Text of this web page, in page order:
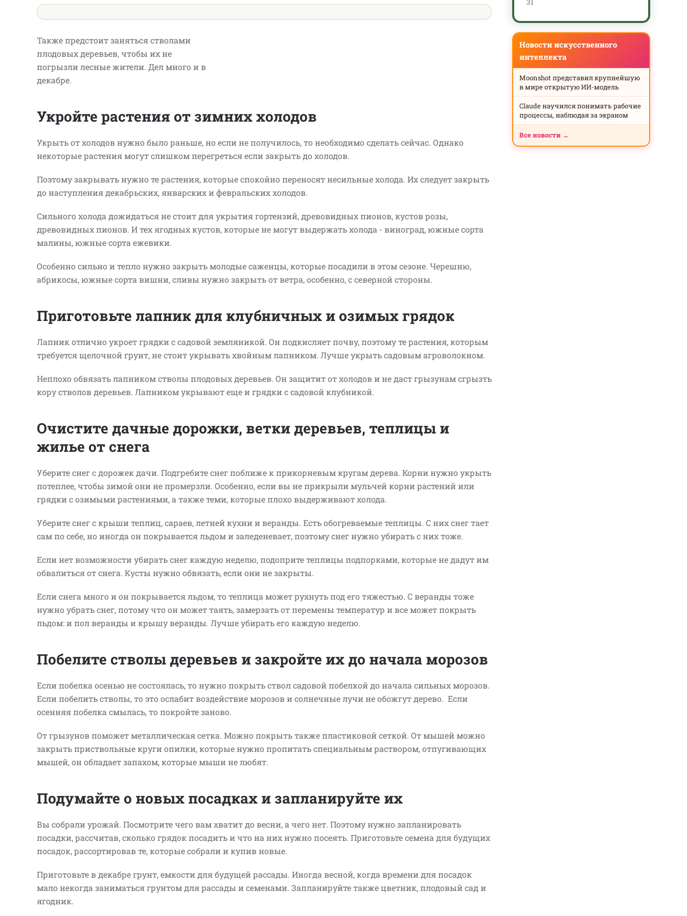
Также предстоит заняться стволами
плодовых деревьев, чтобы их не
погрызли лесные жители. Дел много и в
декабре.
Укройте растения от зимних холодов
Укрыть от холодов нужно было раньше, но если не получилось, то необходимо сделать сейчас. Однако
некоторые растения могут слишком перегреться если закрыть до холодов.
Поэтому закрывать нужно те растения, которые спокойно переносят несильные холода. Их следует закрыть
до наступления декабрьских, январских и февральских холодов.
Сильного холода дожидаться не стоит для укрытия гортензий, древовидных пионов, кустов розы,
древовидных пионов. И тех ягодных кустов, которые не могут выдержать холода - виноград, южные сорта
малины, южные сорта ежевики.
Особенно сильно и тепло нужно закрыть молодые саженцы, которые посадили в этом сезоне. Черешню,
абрикосы, южные сорта вишни, сливы нужно закрыть от ветра, особенно, с северной стороны.
Приготовьте лапник для клубничных и озимых грядок
Лапник отлично укроет грядки с садовой земляникой. Он подкисляет почву, поэтому те растения, которым
требуется щелочной грунт, не стоит укрывать хвойным лапником. Лучше укрыть садовым агроволокном.
Неплохо обвязать лапником стволы плодовых деревьев. Он защитит от холодов и не даст грызунам сгрызть
кору стволов деревьев. Лапником укрывают еще и грядки с садовой клубникой.
Очистите дачные дорожки, ветки деревьев, теплицы и
жилье от снега
Уберите снег с дорожек дачи. Подгребите снег поближе к прикорневым кругам дерева. Корни нужно укрыть
потеплее, чтобы зимой они не промерзли. Особенно, если вы не прикрыли мульчей корни растений или
грядки с озимыми растениями, а также теми, которые плохо выдерживают холода.
Уберите снег с крыши теплиц, сараев, летней кухни и веранды. Есть обогреваемые теплицы. С них снег тает
сам по себе, но иногда он покрывается льдом и заледеневает, поэтому снег нужно убирать с них тоже.
Если нет возможности убирать снег каждую неделю, подоприте теплицы подпорками, которые не дадут им
обвалиться от снега. Кусты нужно обвязать, если они не закрыты.
Если снега много и он покрывается льдом, то теплица может рухнуть под его тяжестью. С веранды тоже
нужно убрать снег, потому что он может таять, замерзать от перемены температур и все может покрыть
льдом: и пол веранды и крышу веранды. Лучше убирать его каждую неделю.
Побелите стволы деревьев и закройте их до начала морозов
Если побелка осенью не состоялась, то нужно покрыть ствол садовой побелкой до начала сильных морозов.
Если побелить стволы, то это ослабит воздействие морозов и солнечные лучи не обожгут дерево. Если
осенняя побелка смылась, то покройте заново.
От грызунов поможет металлическая сетка. Можно покрыть также пластиковой сеткой. От мышей можно
закрыть приствольные круги опилки, которые нужно пропитать специальным раствором, отпугивающих
мышей, он обладает запахом, которые мыши не любят.
Подумайте о новых посадках и запланируйте их
Вы собрали урожай. Посмотрите чего вам хватит до весни, а чего нет. Поэтому нужно запланировать
посадки, рассчитав, сколько грядок посадить и что на них нужно посеять. Приготовьте семена для будущих
посадок, рассортировав те, которые собрали и купив новые.
Приготовьте в декабре грунт, емкости для будущей рассады. Иногда весной, когда времени для посадок
мало некогда заниматься грунтом для рассады и семенами. Запланируйте также цветник, плодовый сад и
ягодник.
Новости искусственного
интеллекта
Moonshot представил крупнейшую
в мире открытую ИИ-модель
Claude научился понимать рабочие
процессы, наблюдая за экраном
Все новости →